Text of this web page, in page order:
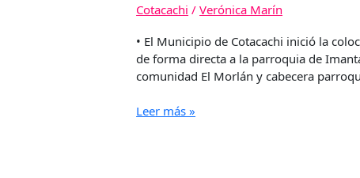
Cotacachi /Verónica Marín
• El Municipio de Cotacachi inició la
de forma directa a la parroquia de
comunidad El Morlán y cabecera
Leer más »